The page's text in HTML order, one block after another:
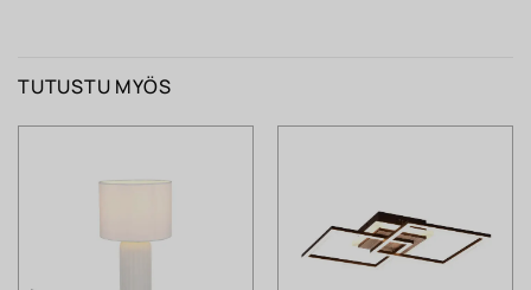
TUTUSTU MYÖS